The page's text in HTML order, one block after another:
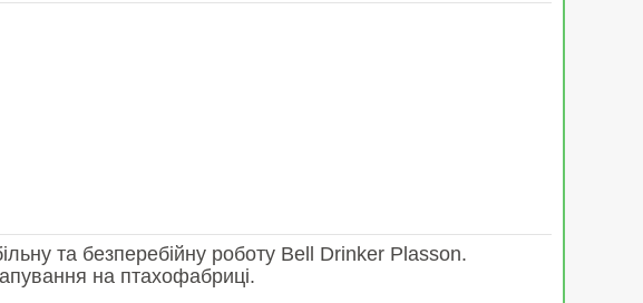
та безперебійну роботу Bell Drinker Plasson.
на птахофабриці.